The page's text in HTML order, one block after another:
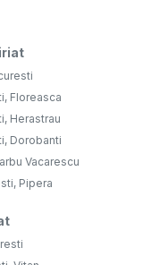
Floreasca
Herastrau
Dorobanti
Vacarescu
Pipera